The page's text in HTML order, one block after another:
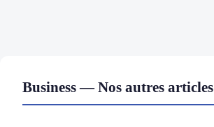
Business — Nos autres articles